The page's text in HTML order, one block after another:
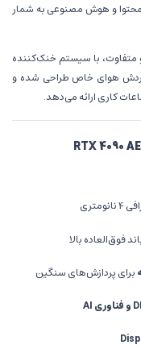
محتوا و هوش مصنوعی به شمار
متفاوت، با سیستم خنک‌کننده
گردش هوای خاص طراحی شده و
کاری ارائه می‌دهد.
فوق‌العاده بالا
برای پردازش‌های سنگین